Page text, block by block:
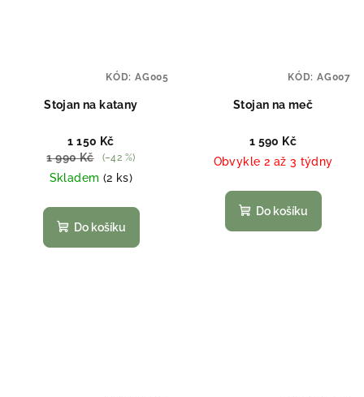
Stojan na katany
1 150 Kč
1 990 Kč
(–42 %)
Skladem (2 ks)
Do košíku
KÓD: AG005
Stojan na meč
1 590 Kč
Obvykle 2 až 3 týdny
Do košíku
KÓD: AG007